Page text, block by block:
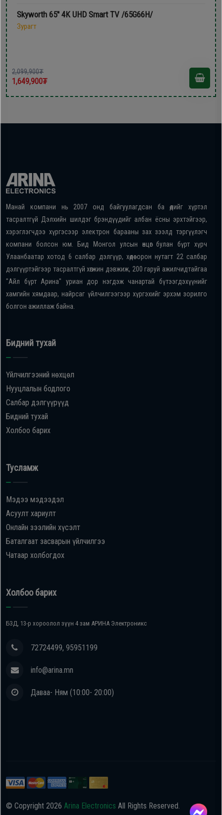
Skyworth 65'' 4K UHD Smart TV /65G66H/
Зурагт
2,099,900₮
1,649,900₮
Манай компани нь 2007 онд байгуулагдсан ба өдийг хүртэл
тасралтгүй Дэлхийн шилдэг брэндүүдийг албан ёсны эрхтэйгээр,
хэрэглэгчдээ хүргэсээр электрон барааны зах зээлд тэргүүлэгч
компани болсон юм. Бид Монгол улсын өнцөг булан бүрт хүрч
Улаанбаатар хотод 6 салбар дэлгүүр, хөдөө орон нутагт 22 салбар
дэлгүүртэйгээр тасралтгүй хөгжин дэвжиж, 200 гаруй ажилчидтайгаа
"Айл бүрт Арина" уриан дор нэгдэж чанартай бүтээгдэхүүнийг
хамгийн хямдаар, найрсаг үйлчилгээгээр хүргэхийг эрхэм зорилго
болгон ажиллаж байна.
Бидний тухай
Үйлчилгээний нөхцөл
Нууцлалын бодлого
Салбар дэлгүүрүүд
Бидний тухай
Холбоо барих
Тусламж
Мэдээ мэдээдэл
Асуулт хариулт
Онлайн зээлийн хүсэлт
Баталгаат засварын үйлчилгээ
Чатаар холбогдох
Холбоо барих
БЗД, 13-р хороолол зүүн 4 зам АРИНА Электроникс
72724499, 95951199
info@arina.mn
Даваа- Ням (10:00- 20:00)
© Copyright 2026 Arina Electronics All Rights Reserved.